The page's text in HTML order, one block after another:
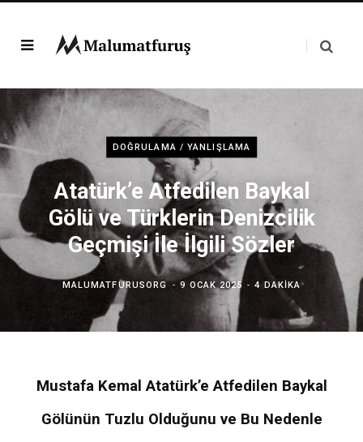
DOĞRULAMA / YANLIŞLAMA
Atatürk’e Atfedilen Baykal
Gölü ve Türklerin Denizcilik
Geçmişi İle İlgili Sözler
MALUMATFURUSORG 9 OCAK 2025 4 DAKIKA
Mustafa Kemal Atatürk’e Atfedilen Baykal
Gölünün Tuzlu Olduğunu ve Bu Nedenle